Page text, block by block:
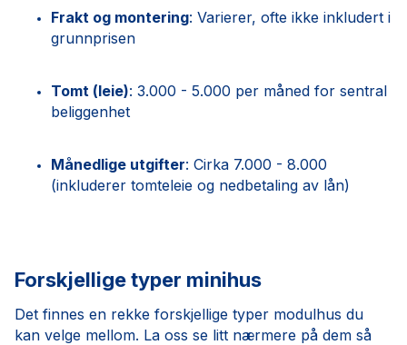
Frakt og montering: Varierer, ofte ikke inkludert i
grunnprisen
Tomt (leie): 3.000 - 5.000 per måned for sentral
beliggenhet
Månedlige utgifter: Cirka 7.000 - 8.000
(inkluderer tomteleie og nedbetaling av lån)
Forskjellige typer minihus
Det finnes en rekke forskjellige typer modulhus du
kan velge mellom. La oss se litt nærmere på dem så